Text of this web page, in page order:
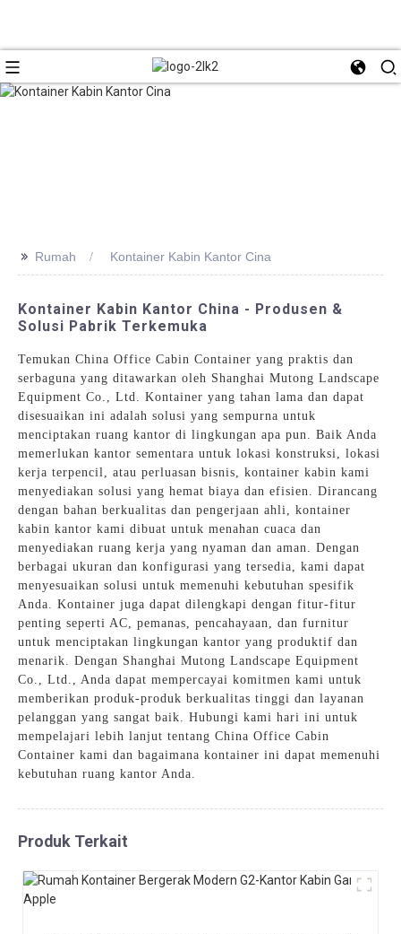
>> Rumah Kontainer Kabin Kantor Cina
Kontainer Kabin Kantor China - Produsen &
Solusi Pabrik Terkemuka
Temukan China Office Cabin Container yang praktis dan
serbaguna yang ditawarkan oleh Shanghai Mutong Landscape
Equipment Co., Ltd. Kontainer yang tahan lama dan dapat
disesuaikan ini adalah solusi yang sempurna untuk
menciptakan ruang kantor di lingkungan apa pun. Baik Anda
memerlukan kantor sementara untuk lokasi konstruksi, lokasi
kerja terpencil, atau perluasan bisnis, kontainer kabin kami
menyediakan solusi yang hemat biaya dan efisien. Dirancang
dengan bahan berkualitas dan pengerjaan ahli, kontainer
kabin kantor kami dibuat untuk menahan cuaca dan
menyediakan ruang kerja yang nyaman dan aman. Dengan
berbagai ukuran dan konfigurasi yang tersedia, kami dapat
menyesuaikan solusi untuk memenuhi kebutuhan spesifik
Anda. Kontainer juga dapat dilengkapi dengan fitur-fitur
penting seperti AC, pemanas, pencahayaan, dan furnitur
untuk menciptakan lingkungan kantor yang produktif dan
menarik. Dengan Shanghai Mutong Landscape Equipment
Co., Ltd., Anda dapat mempercayai komitmen kami untuk
memberikan produk-produk berkualitas tinggi dan layanan
pelanggan yang sangat baik. Hubungi kami hari ini untuk
mempelajari lebih lanjut tentang China Office Cabin
Container kami dan bagaimana kontainer ini dapat memenuhi
kebutuhan ruang kantor Anda.
Produk Terkait